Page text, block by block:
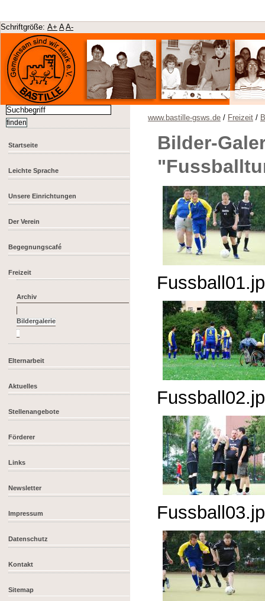
Schriftgröße: A+ A A-
Startseite
Leichte Sprache
Unsere Einrichtungen
Der Verein
Begegnungscafé
Freizeit
Archiv
Elternarbeit
Aktuelles
Stellenangebote
Förderer
Links
Newsletter
Impressum
Datenschutz
Kontakt
Sitemap
www.bastille-gsws.de / Freizeit /
Bilder-